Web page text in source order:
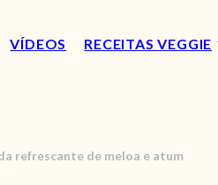
VÍDEOS RECEITAS VEGGIE
refrescante de meloa e atum